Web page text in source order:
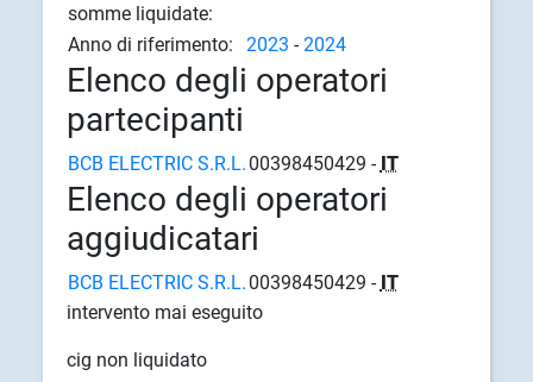
somme liquidate:
Anno di riferimento:
2023 -2024
Elenco degli operatori
partecipanti
BCB ELECTRIC S.R.L. 00398450429 - IT
Elenco degli operatori
aggiudicatari
BCB ELECTRIC S.R.L. 00398450429 - IT
intervento mai eseguito
cig non liquidato